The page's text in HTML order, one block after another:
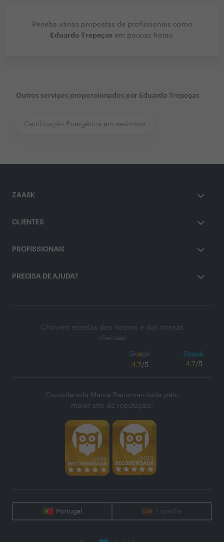
Receba várias propostas de profissionais como
Eduardo Trepeçasem poucas horas.
Outros serviços proporcionados por Eduardo Trepeças
Certificação Energética em sesimbra
ZAASK
CLIENTES
PROFISSIONAIS
PRECISA DE AJUDA?
Chovem estrelas dos nossos e das nossas
clientes!
4.7/5 4.7/5
Considerada Marca Recomendada pelo
maior site de reputação!
Portugal Espanha